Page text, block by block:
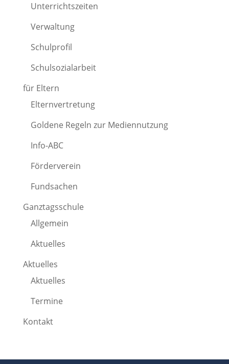
Unterrichtszeiten
Verwaltung
Schulprofil
Schulsozialarbeit
für Eltern
Elternvertretung
Goldene Regeln zur Mediennutzung
Info-ABC
Förderverein
Fundsachen
Ganztagsschule
Allgemein
Aktuelles
Aktuelles
Aktuelles
Termine
Kontakt